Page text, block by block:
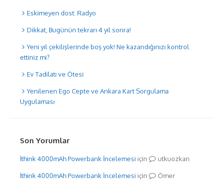
Eskimeyen dost: Radyo
Dikkat, Bugünün tekrarı 4 yıl sonra!
Yeni yıl çekilişlerinde boş yok! Ne kazandığınızı kontrol
ettiniz mi?
Ev Tadilatı ve Ötesi
Yenilenen Ego Cepte ve Ankara Kart Sorgulama
Uygulaması
Son Yorumlar
İthink 4000mAh Powerbank İncelemesi için utkuozkan
İthink 4000mAh Powerbank İncelemesi için Ömer